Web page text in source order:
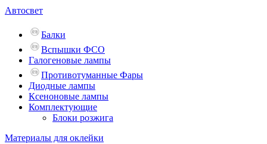
Автосвет
Балки
Вспышки ФСО
Галогеновые лампы
Противотуманные Фары
Диодные лампы
Ксеноновые лампы
Комплектующие
Блоки розжига
Материалы для оклейки